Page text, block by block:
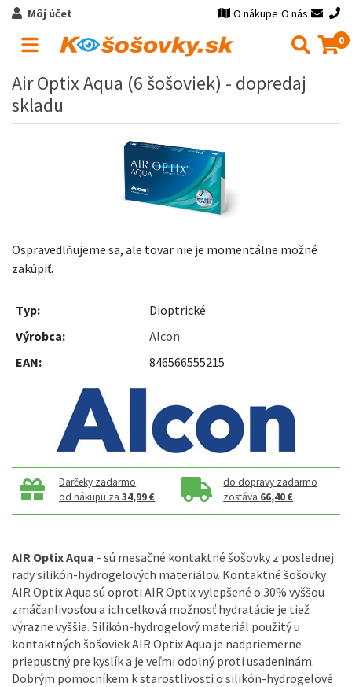
Môj účet O nákupe O nás
0
Air Optix Aqua (6 šošoviek) - dopredaj
skladu
Ospravedlňujeme sa, ale tovar nie je momentálne možné
zakúpiť.
Typ:
Dioptrické
Výrobca:
Alcon
EAN:
846566555215
Darčeky zadarmo
od nákupu za34,99 €
do dopravy zadarmo
zostáva 66,40 €
AIR Optix Aqua - sú mesačné kontaktné šošovky z poslednej
rady silikón-hydrogelových materiálov. Kontaktné šošovky
AIR Optix Aqua sú oproti AIR Optix vylepšené o 30% vyššou
zmáčanlivosťou a ich celková možnosť hydratácie je tiež
výrazne vyššia. Silikón-hydrogelový materiál použitý u
kontaktných šošoviek AIR Optix Aqua je nadpriemerne
priepustný pre kyslík a je veľmi odolný proti usadeninám.
Dobrým pomocníkem k starostlivosti o silikón-hydrogelové